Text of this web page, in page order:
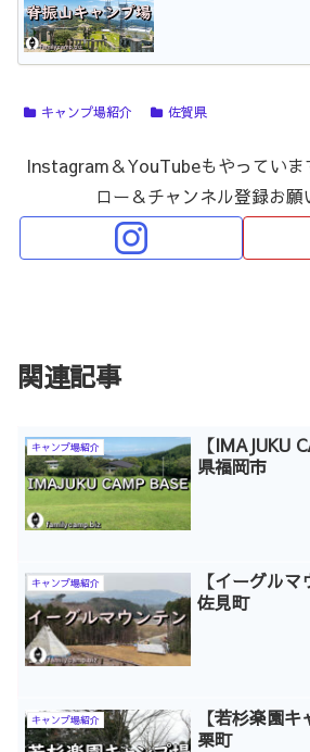
キャンプ場紹介 佐賀県
Instagram＆YouTubeもやっ
ロー＆チャンネル登録お
関連記事
キャンプ場紹介
【IMAJUKU
県福岡市
キャンプ場紹介
【イーグル
佐見町
キャンプ場紹介
【若杉楽園
栗町